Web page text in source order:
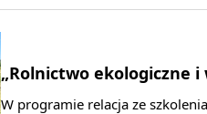
„Rolnictwo ekologiczne i
W programie relacja ze